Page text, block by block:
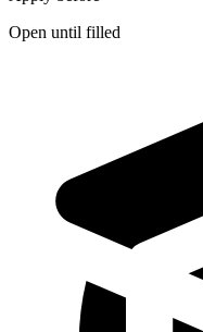
Open until filled